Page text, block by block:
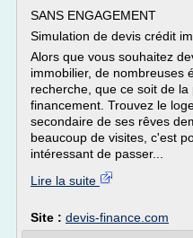
SANS ENGAGEMENT
Simulation de devis crédit
Alors que vous souhaitez
immobilier, de nombreuses
recherche, que ce soit de
financement. Trouvez le
secondaire de ses rêves
beaucoup de visites, c'est
intéressant de passer...
Lire la suite
Site : devis-finance.com